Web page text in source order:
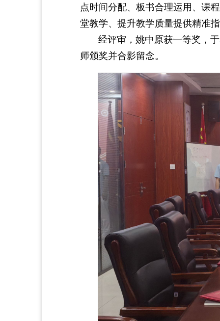
点时间分配、板书合理运用、课
堂教学、提升教学质量提供精准
经评审，姚中原获一等奖，
师颁奖并合影留念。